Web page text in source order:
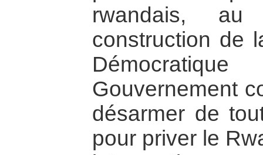
rwandais,
construction de
Gouvernement
désarmer de
pour priver le